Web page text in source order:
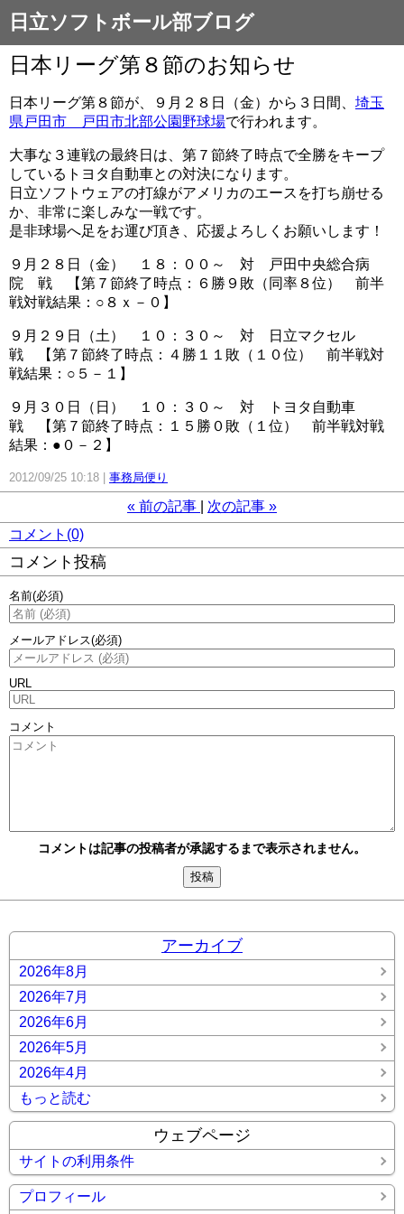
日立ソフトボール部ブログ
日本リーグ第８節のお知らせ
日本リーグ第８節が、９月２８日（金）から３日間、 埼玉
県戸田市 戸田市北部公園野球場で行われます。
大事な３連戦の最終日は、第７節終了時点で全勝をキープ
しているトヨタ自動車との対決になります。
日立ソフトウェアの打線がアメリカのエースを打ち崩せる
か、非常に楽しみな一戦です。
是非球場へ足をお運び頂き、応援よろしくお願いします！
９月２８日（金） １８：００～ 対 戸田中央総合病
院 戦 【第７節終了時点：６勝９敗（同率８位） 前半
戦対戦結果：○８ｘ－０】
９月２９日（土） １０：３０～ 対 日立マクセル
戦 【第７節終了時点：４勝１１敗（１０位） 前半戦対
戦結果：○５－１】
９月３０日（日） １０：３０～ 対 トヨタ自動車
戦 【第７節終了時点：１５勝０敗（１位） 前半戦対戦
結果：●０－２】
2012/09/25 10:18 事務局便り
« 前の記事 次の記事 »
コメント(0)
コメント投稿
名前(必須)
メールアドレス(必須)
URL
コメント
コメントは記事の投稿者が承認するまで表示されません。
アーカイブ
2026年8月
2026年7月
2026年6月
2026年5月
2026年4月
もっと読む
ウェブページ
サイトの利用条件
プロフィール